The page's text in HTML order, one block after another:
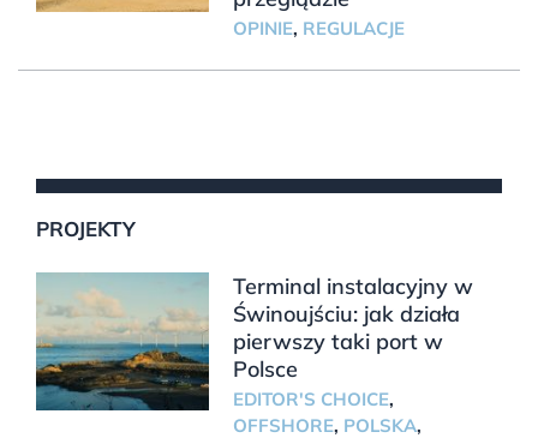
OPINIE, REGULACJE
PROJEKTY
Terminal instalacyjny w
Świnoujściu: jak działa
pierwszy taki port w
Polsce
EDITOR'S CHOICE,
OFFSHORE, POLSKA,